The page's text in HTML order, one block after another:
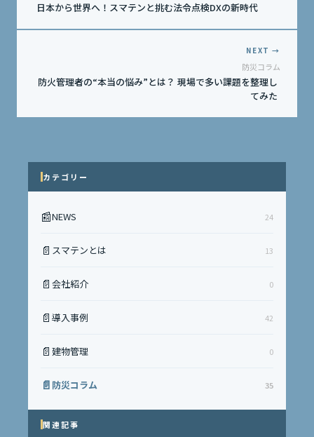
日本から世界へ！スマテンと挑む法令点検DXの新時代
NEXT →
防災コラム
防火管理者の“本当の悩み”とは？ 現場で多い課題を整理し
てみた
カテゴリー
📰NEWS 24
📄 スマテンとは 13
📄 会社紹介 0
📄 導入事例 42
📄 建物管理 0
📄 防災コラム 35
関連記事